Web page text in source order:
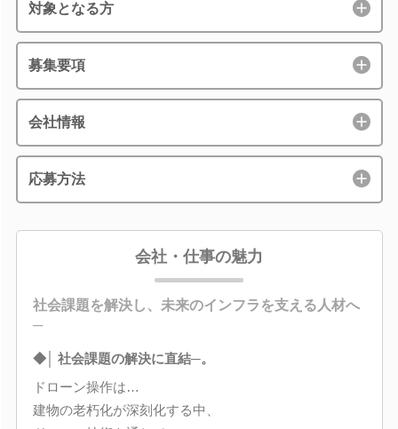
対象となる方
募集要項
会社情報
応募方法
会社・仕事の魅力
社会課題を解決し、未来のインフラを支える人材へ
─
◆│ 社会課題の解決に直結─。
ドローン操作は…
建物の老朽化が深刻化する中、